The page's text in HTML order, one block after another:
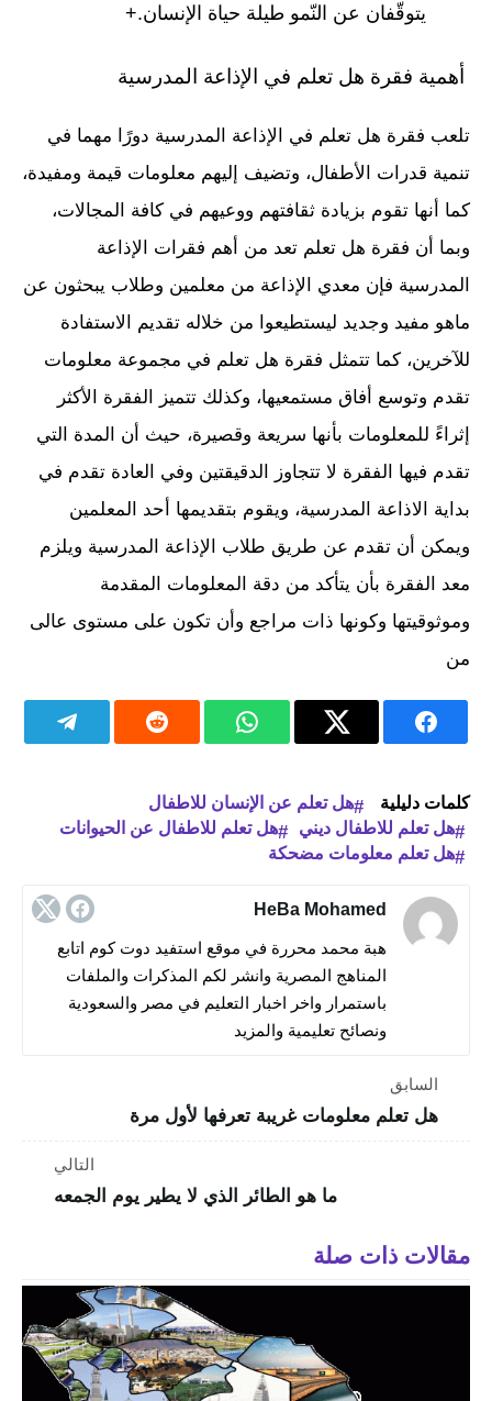
يتوقّفان عن النّمو طيلة حياة الإنسان.+
أهمية فقرة هل تعلم في الإذاعة المدرسية
تلعب فقرة هل تعلم في الإذاعة المدرسية دورًا مهما في
تنمية قدرات الأطفال، وتضيف إليهم معلومات قيمة ومفيدة،
كما أنها تقوم بزيادة ثقافتهم ووعيهم في كافة المجالات،
وبما أن فقرة هل تعلم تعد من أهم فقرات الإذاعة
المدرسية فإن معدي الإذاعة من معلمين وطلاب يبحثون عن
ماهو مفيد وجديد ليستطيعوا من خلاله تقديم الاستفادة
للآخرين، كما تتمثل فقرة هل تعلم في مجموعة معلومات
تقدم وتوسع أفاق مستمعيها، وكذلك تتميز الفقرة الأكثر
إثراءً للمعلومات بأنها سريعة وقصيرة، حيث أن المدة التي
تقدم فيها الفقرة لا تتجاوز الدقيقتين وفي العادة تقدم في
بداية الاذاعة المدرسية، ويقوم بتقديمها أحد المعلمين
ويمكن أن تقدم عن طريق طلاب الإذاعة المدرسية ويلزم
معد الفقرة بأن يتأكد من دقة المعلومات المقدمة
وموثوقيتها وكونها ذات مراجع وأن تكون على مستوى عالى
من
كلمات دليلية
هل تعلم عن الإنسان للاطفال
هل تعلم للاطفال ديني
هل تعلم للاطفال عن الحيوانات
هل تعلم معلومات مضحكة
HeBa Mohamed
هبة محمد محررة في موقع استفيد دوت كوم اتابع
المناهج المصرية وانشر لكم المذكرات والملفات
باستمرار واخر اخبار التعليم في مصر والسعودية
ونصائح تعليمية والمزيد
السابق
هل تعلم معلومات غريبة تعرفها لأول مرة
التالي
ما هو الطائر الذي لا يطير يوم الجمعه
مقالات ذات صلة